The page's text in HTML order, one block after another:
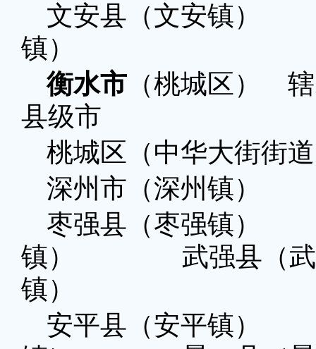
文安县（文安镇
镇）
衡水市 （桃城区）
县级市
桃城区（中华大街街
深州市（深州镇）
枣强县（枣强镇
镇） 武强县（
镇）
安平县（安平镇